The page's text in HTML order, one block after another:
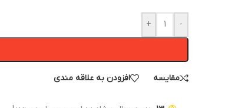
-
+
مقایسه افزودن به علاقه مندی